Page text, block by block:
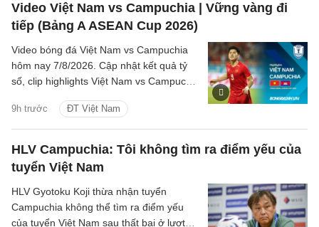
Video Việt Nam vs Campuchia | Vững vàng đi
tiếp (Bảng A ASEAN Cup 2026)
9h trước ĐT Việt Nam
Video bóng đá Việt Nam vs Campuchia
hôm nay 7/8/2026. Cập nhật kết quả tỷ
số, clip highlights Việt Nam vs Campuchia
huống trên sân.
HLV Campuchia: Tôi không tìm ra điểm yếu của
tuyển Việt Nam
HLV Gyotoku Koji thừa nhận tuyển
Campuchia không thể tìm ra điểm yếu
của tuyển Việt Nam sau thất bại ở lượt